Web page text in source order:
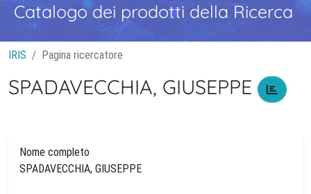
Catalogo dei prodotti della Ricerca
IRIS Pagina ricercatore
SPADAVECCHIA, GIUSEPPE
Nome completo
SPADAVECCHIA, GIUSEPPE